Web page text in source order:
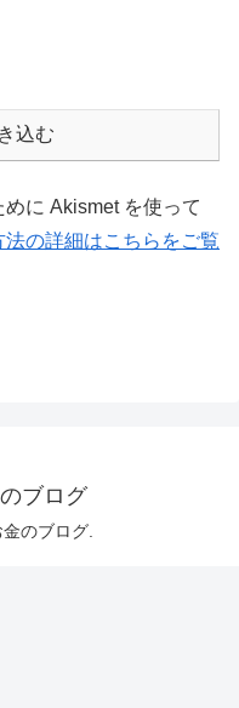
込む
に Akismet を使って
の詳細はこちらをご覧
ブログ
のブログ.